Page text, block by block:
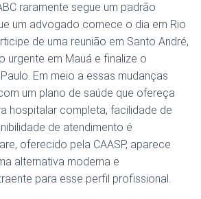
raramente segue um padrão
um advogado comece o dia em Rio
de uma reunião em Santo André,
urgente em Mauá e finalize o
Em meio a essas mudanças
um plano de saúde que ofereça
hospitalar completa, facilidade de
de atendimento é
oferecido pela CAASP, aparece
alternativa moderna e
para esse perfil profissional.